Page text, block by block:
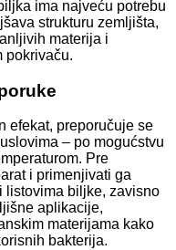
ima najveću potrebu
strukturu zemljišta,
materija i
pokrivaču.
efekat, preporučuje se
– po mogućstvu
Pre
i primenjivati ga
listovima biljke, zavisno
aplikacije,
materijama kako
bakterija.